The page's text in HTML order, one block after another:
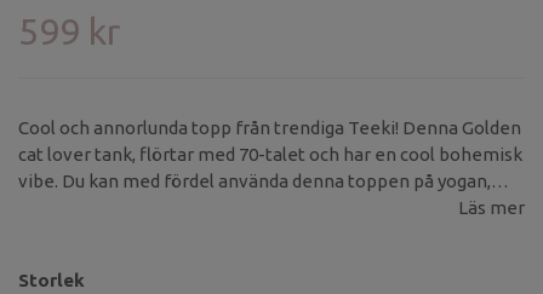
599 kr
Cool och annorlunda topp från trendiga Teeki! Denna Golden
cat lover tank, flörtar med 70-talet och har en cool bohemisk
vibe. Du kan med fördel använda denna toppen på yogan,
träningen eller varför inte under en kavaj med ett par fejk-
Läs mer
Storlek